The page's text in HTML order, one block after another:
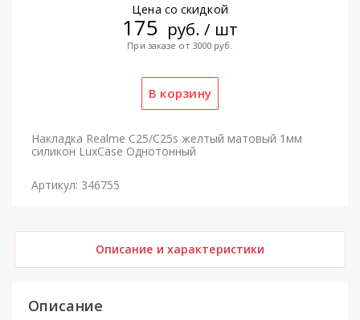
Цена со скидкой
175 руб. / шт
При заказе от 3000 руб.
Накладка Realme C25/C25s желтый матовый 1мм
силикон LuxCase Однотонный
Артикул: 346755
Описание и характеристики
Описание